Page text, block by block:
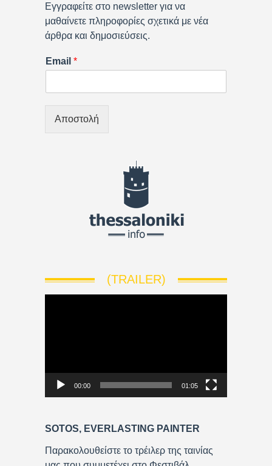
Εγγραφείτε στο newsletter για να
μαθαίνετε πληροφορίες σχετικά με νέα
άρθρα και δημοσιεύσεις.
Email *
Αποστολή
(TRAILER)
P
e
r
00:00 01:05
SOTOS, EVERLASTING PAINTER
Παρακολουθείστε το τρέιλερ της ταινίας